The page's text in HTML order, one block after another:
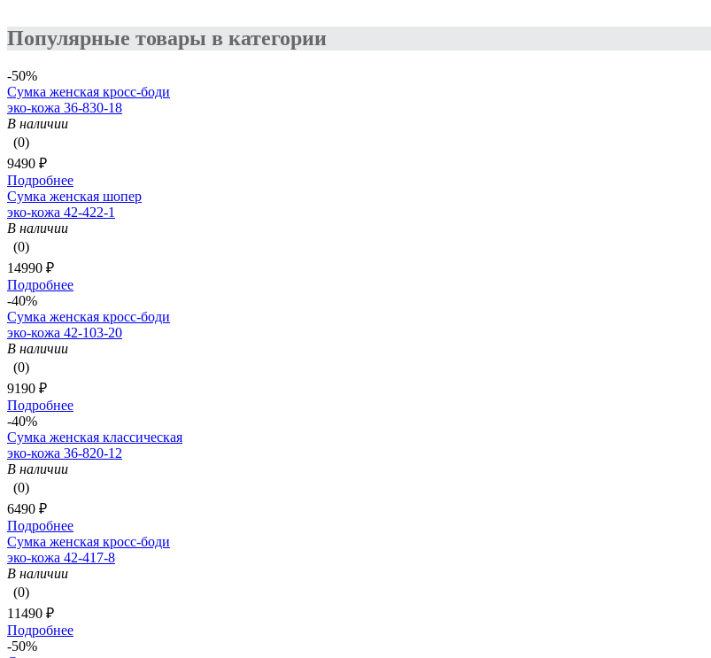
Популярные товары в категории
-50%
Сумка женская кросс-боди
эко-кожа 36-830-18
В наличии
(0)
9490 ₽
Подробнее
Сумка женская шопер
эко-кожа 42-422-1
В наличии
(0)
14990 ₽
Подробнее
-40%
Сумка женская кросс-боди
эко-кожа 42-103-20
В наличии
(0)
9190 ₽
Подробнее
-40%
Сумка женская классическая
эко-кожа 36-820-12
В наличии
(0)
6490 ₽
Подробнее
Сумка женская кросс-боди
эко-кожа 42-417-8
В наличии
(0)
11490 ₽
Подробнее
-50%